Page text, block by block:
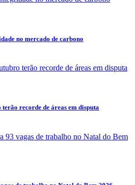
no mercado de carbono
recorde de áreas em disputa